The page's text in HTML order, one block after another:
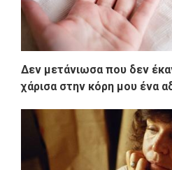
Δεν μετάνιωσα που δεν
χάρισα στην κόρη μου ένα